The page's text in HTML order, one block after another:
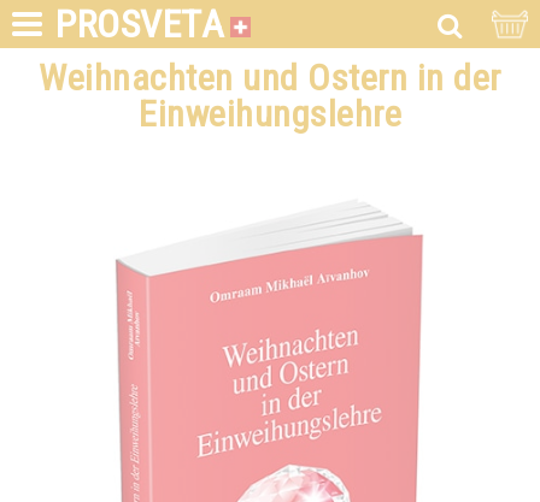
PROSVETA
Weihnachten und Ostern in der
Einweihungslehre